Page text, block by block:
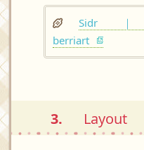
Sidr ｜
berriart
3. Layout